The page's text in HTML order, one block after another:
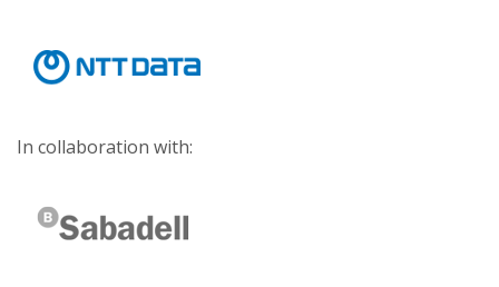
In collaboration with: